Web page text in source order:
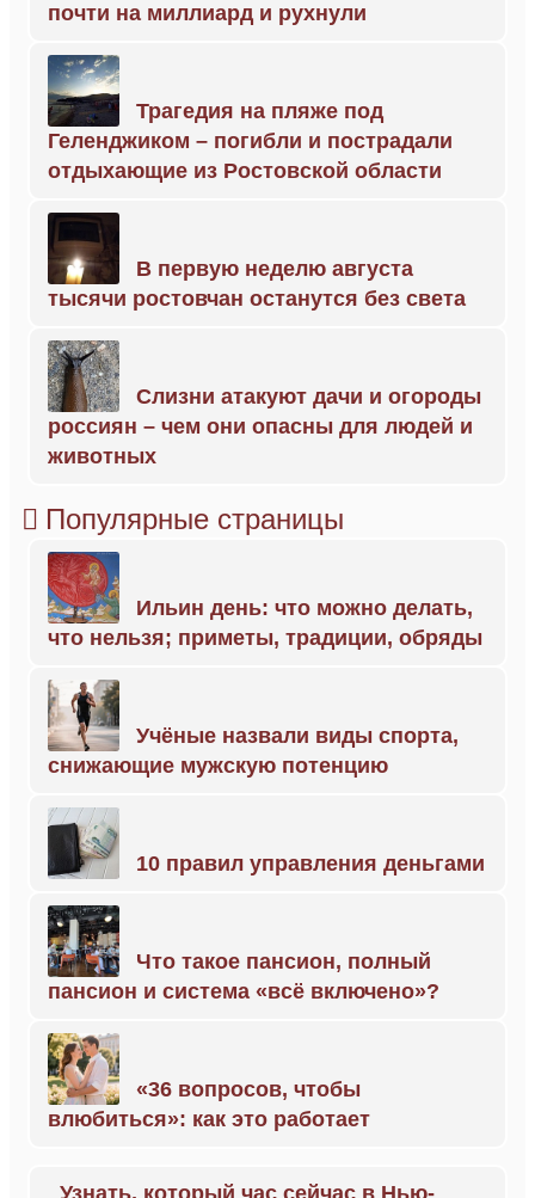
почти на миллиард и рухнули
Трагедия на пляже под
Геленджиком – погибли и пострадали
отдыхающие из Ростовской области
В первую неделю августа
тысячи ростовчан останутся без света
Слизни атакуют дачи и огороды
россиян – чем они опасны для людей и
животных
Популярные страницы
Ильин день: что можно делать,
что нельзя; приметы, традиции, обряды
Учёные назвали виды спорта,
снижающие мужскую потенцию
10 правил управления деньгами
Что такое пансион, полный
пансион и система «всё включено»?
«36 вопросов, чтобы
влюбиться»: как это работает
Узнать, который час сейчас в Нью-